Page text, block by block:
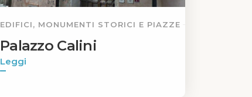
EDIFICI, MONUMENTI STORICI E PIAZZE
Palazzo Calini
Leggi